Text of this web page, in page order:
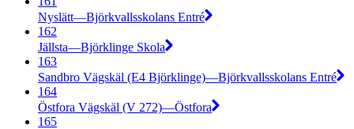
Nyslätt—Björkvallsskolans Entré
162
Jällsta—Björklinge Skola
163
Sandbro Vägskäl (E4 Björklinge)—Björkvallsskolans Entré
164
Östfora Vägskäl (V 272)—Östfora
165